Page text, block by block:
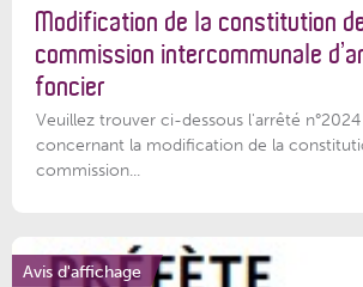
Modification de la constitution
commission intercommunale
foncier
Veuillez trouver ci-dessous l'arrêté
concernant la modification de la
commission...
Avis d'affichage